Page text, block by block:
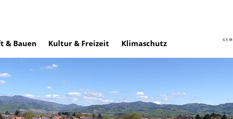
& Bauen Kultur & Freizeit Klimaschutz